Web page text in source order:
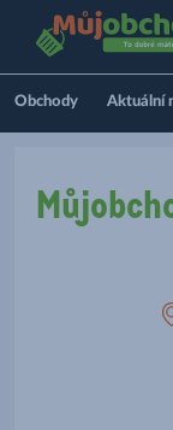
Obchody Aktuální